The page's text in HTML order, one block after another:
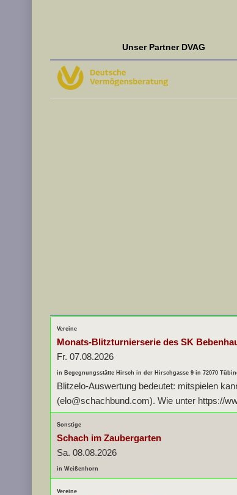
Unser Partner DVAG
Vereine
Monats-Blitzturnierserie des SK
Fr. 07.08.2026
in Begegnungsstätte Hirsch in der Hirschgasse 9 in 72070
Blitzelo-Auswertung bedeutet: mitspielen
(elo@schachbund.com). Wie unter https://
Sonstige
Schach im Zaubergarten
Sa. 08.08.2026
in Weißenhorn
Vereine